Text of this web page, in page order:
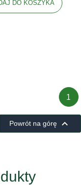
DO KOSZYKA
1
Powrót na górę 